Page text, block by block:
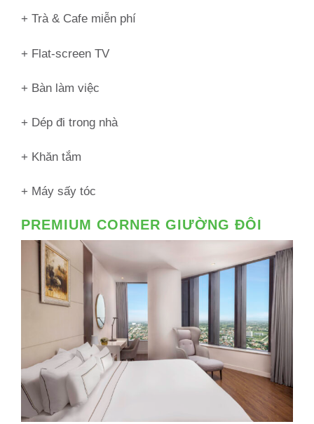
+ Trà & Cafe miễn phí
+ Flat-screen TV
+ Bàn làm việc
+ Dép đi trong nhà
+ Khăn tắm
+ Máy sấy tóc
PREMIUM CORNER GIƯỜNG ĐÔI